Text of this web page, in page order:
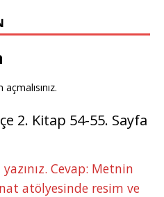
.
2. Kitap 54-55. Sayfa
Cevap: Metnin
atölyesinde resim ve